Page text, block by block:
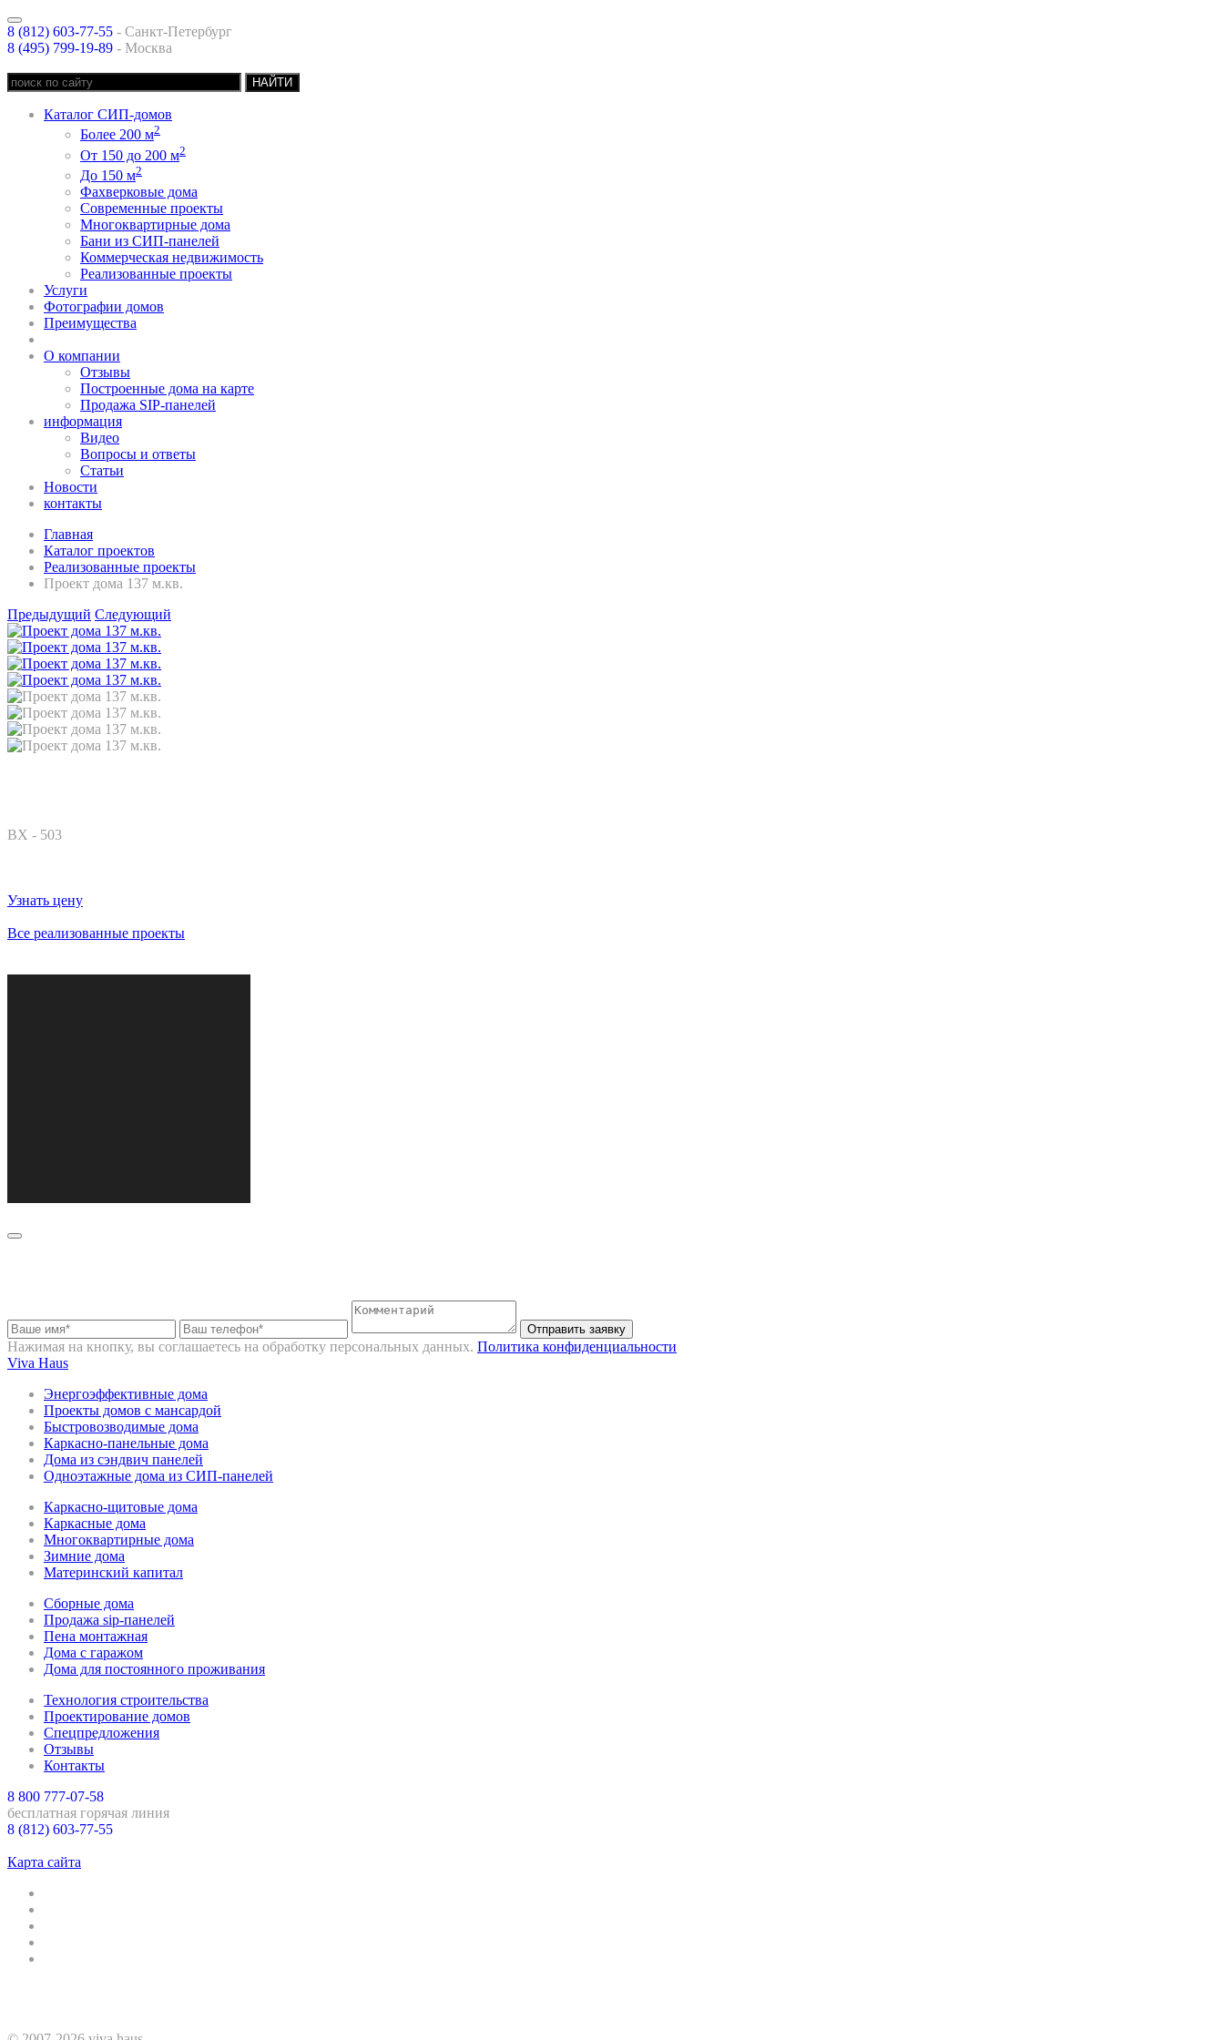
8 (812) 603-77-55 - Санкт-Петербург
8 (495) 799-19-89 - Москва
Каталог СИП-домов
Более 200 м2
От 150 до 200 м2
До 150 м2
Фахверковые дома
Современные проекты
Многоквартирные дома
Бани из СИП-панелей
Коммерческая недвижимость
Реализованные проекты
Услуги
Фотографии домов
Преимущества
О компании
Отзывы
Построенные дома на карте
Продажа SIP-панелей
информация
Видео
Вопросы и ответы
Статьи
Новости
контакты
Главная
Каталог проектов
Реализованные проекты
Проект дома 137 м.кв.
Предыдущий Следующий
ВХ - 503
Узнать цену
Все реализованные проекты
Отправить заявку
Нажимая на кнопку, вы соглашаетесь на обработку персональных данных. Политика конфиденциальности
Viva Haus
Энергоэффективные дома
Проекты домов с мансардой
Быстровозводимые дома
Каркасно-панельные дома
Дома из сэндвич панелей
Одноэтажные дома из СИП-панелей
Каркасно-щитовые дома
Каркасные дома
Многоквартирные дома
Зимние дома
Материнский капитал
Сборные дома
Продажа sip-панелей
Пена монтажная
Дома с гаражом
Дома для постоянного проживания
Технология строительства
Проектирование домов
Спецпредложения
Отзывы
Контакты
8 800 777-07-58
бесплатная горячая линия
8 (812) 603-77-55
Карта сайта